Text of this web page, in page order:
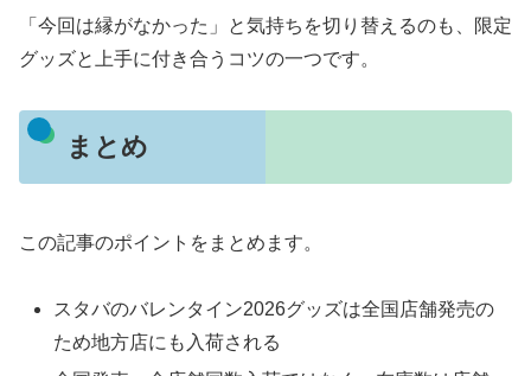
「今回は縁がなかった」と気持ちを切り替えるのも、限定
グッズと上手に付き合うコツの一つです。
まとめ
この記事のポイントをまとめます。
スタバのバレンタイン2026グッズは全国店舗発売の
ため地方店にも入荷される